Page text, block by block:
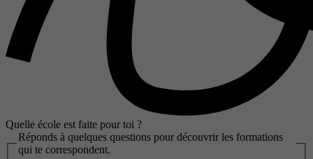
Quelle école est faite pour toi ?
Réponds à quelques questions pour découvrir les formations
qui te correspondent.